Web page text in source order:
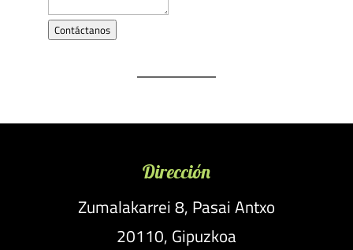
Contáctanos
Dirección
Zumalakarrei 8, Pasai Antxo
20110, Gipuzkoa